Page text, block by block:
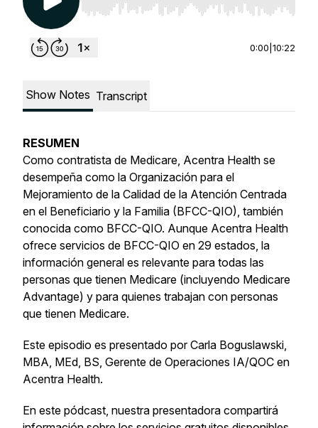
Use Left/Right to seek, Home/End to jump to
0:00 10:22
Show Notes Transcript
RESUMEN
Como contratista de Medicare, Acentra Health se
desempeña como la Organización para el
Mejoramiento de la Calidad de la Atención Centrada
en el Beneficiario y la Familia (BFCC-QIO), también
conocida como BFCC-QIO. Aunque Acentra Health
ofrece servicios de BFCC-QIO en 29 estados, la
información general es relevante para todas las
personas que tienen Medicare (incluyendo Medicare
Advantage) y para quienes trabajan con personas
que tienen Medicare.
Este episodio es presentado por Carla Boguslawski,
MBA, MEd, BS, Gerente de Operaciones IA/QOC en
Acentra Health.
En este pódcast, nuestra presentadora compartirá